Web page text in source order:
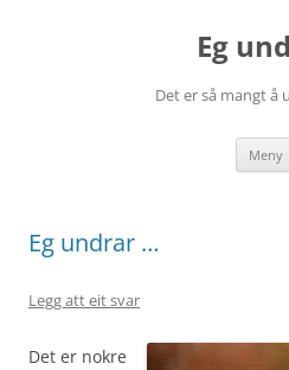
Eg
Det er så mangt å
Meny
Eg undrar …
Legg att eit svar
Det er nokre